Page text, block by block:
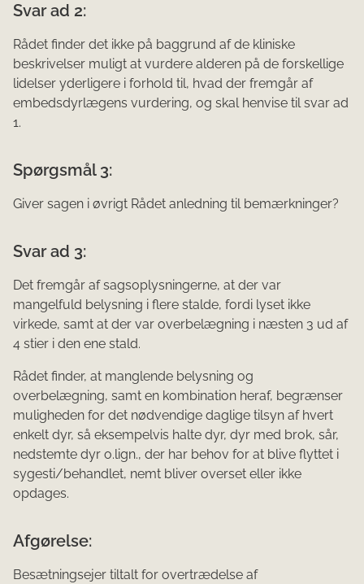
Svar ad 2:
Rådet finder det ikke på baggrund af de kliniske
beskrivelser muligt at vurdere alderen på de forskellige
lidelser yderligere i forhold til, hvad der fremgår af
embedsdyrlægens vurdering, og skal henvise til svar ad
1.
Spørgsmål 3:
Giver sagen i øvrigt Rådet anledning til bemærkninger?
Svar ad 3:
Det fremgår af sagsoplysningerne, at der var
mangelfuld belysning i flere stalde, fordi lyset ikke
virkede, samt at der var overbelægning i næsten 3 ud af
4 stier i den ene stald.
Rådet finder, at manglende belysning og
overbelægning, samt en kombination heraf, begrænser
muligheden for det nødvendige daglige tilsyn af hvert
enkelt dyr, så eksempelvis halte dyr, dyr med brok, sår,
nedstemte dyr o.lign., der har behov for at blive flyttet i
sygesti/behandlet, nemt bliver overset eller ikke
opdages.
Afgørelse:
Besætningsejer tiltalt for overtrædelse af